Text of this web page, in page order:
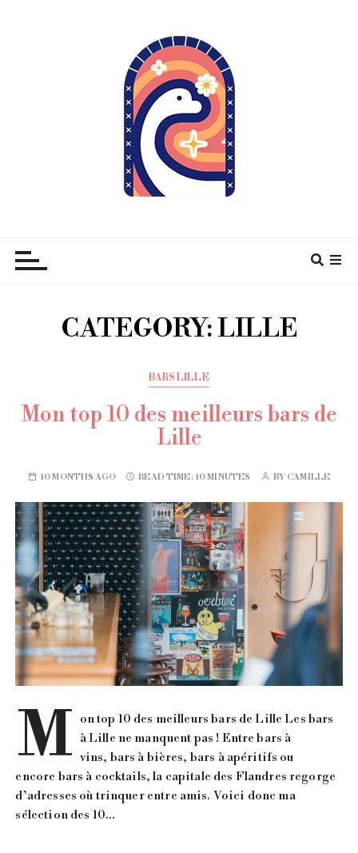
CATEGORY:LILLE
BARS LILLE
Mon top 10 des meilleurs bars de
Lille
10 MONTHS AGO READ TIME:10 MINUTES BY CAMILLE
M on top 10 des meilleurs bars de Lille Les bars
à Lille ne manquent pas ! Entre bars à
vins, bars à bières, bars à apéritifs ou
encore bars à cocktails, la capitale des Flandres regorge
d’adresses où trinquer entre amis. Voici donc ma
sélection des 10…